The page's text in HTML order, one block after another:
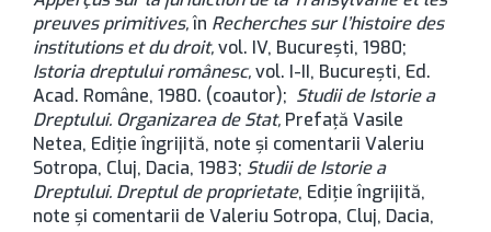
preuves primitives,în Recherches sur l’histoire des
institutions et du droit,vol. IV, București, 1980;
Istoria dreptului românesc,vol. I-II, București, Ed.
Acad. Române, 1980. (coautor); Studii de Istorie a
Dreptului. Organizarea de Stat, Prefață Vasile
Netea, Ediție îngrijită, note și comentarii Valeriu
Sotropa, Cluj, Dacia, 1983; Studii de Istorie a
Dreptului. Dreptul de proprietate, Ediție îngrijită,
note și comentarii de Valeriu Sotropa, Cluj, Dacia,